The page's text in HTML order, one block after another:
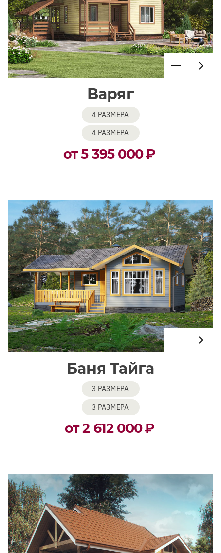
Варяг
4 РАЗМЕРА
4 РАЗМЕРА
от 5 395 000₽
Баня Тайга
3 РАЗМЕРА
3 РАЗМЕРА
от 2 612 000₽